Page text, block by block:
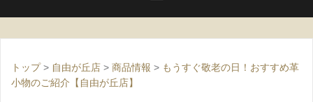
トップ> 自由が丘店 > 商品情報 > もうすぐ敬老の日！おすすめ革
小物のご紹介【自由が丘店】